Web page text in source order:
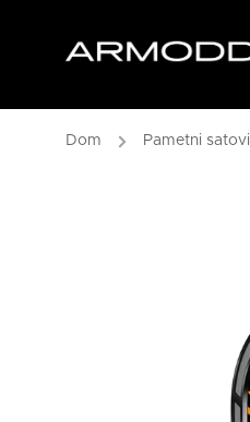
/ Pametni satovi